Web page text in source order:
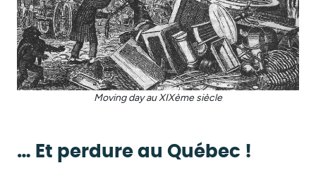
Moving day au XIXème siècle
… Et perdure au Québec !